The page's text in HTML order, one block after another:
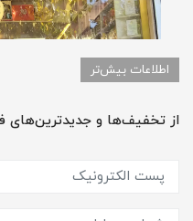
اطلاعات بیش‌تر
از تخفیف‌ها و جدیدترین‌های